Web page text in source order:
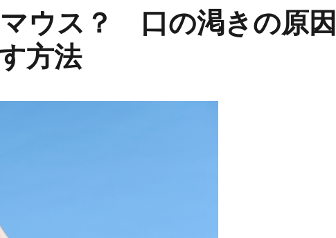
ウス？ 口の渇きの原因
方法